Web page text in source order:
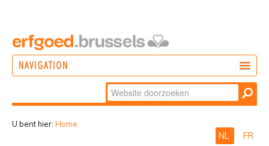
NAVIGATION
Zoek
Geavanceerd
U bent hier: Home
NL FR